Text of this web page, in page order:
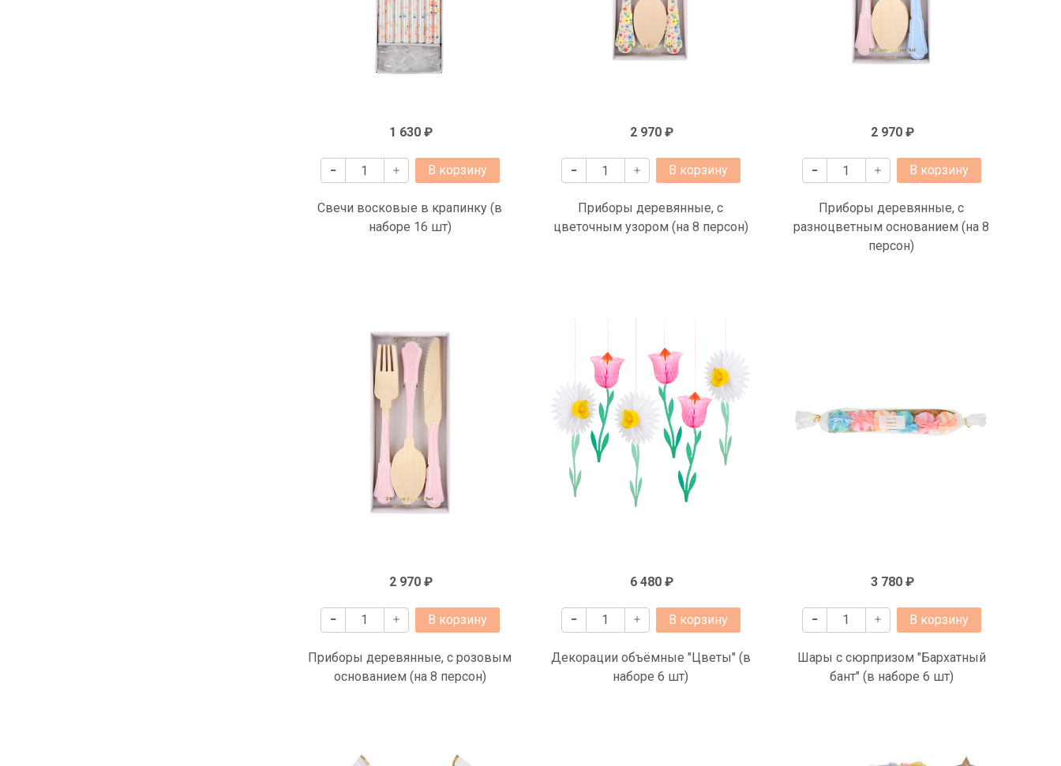
1 630 ₽
В корзину
Свечи восковые в крапинку (в
наборе 16 шт)
2 970 ₽
В корзину
Приборы деревянные, с
цветочным узором (на 8 персон)
2 970 ₽
В корзину
Приборы деревянные, с
разноцветным основанием (на 8
персон)
2 970 ₽
В корзину
Приборы деревянные, с розовым
основанием (на 8 персон)
6 480 ₽
В корзину
Декорации объёмные "Цветы" (в
наборе 6 шт)
3 780 ₽
В корзину
Шары с сюрпризом "Бархатный
бант" (в наборе 6 шт)